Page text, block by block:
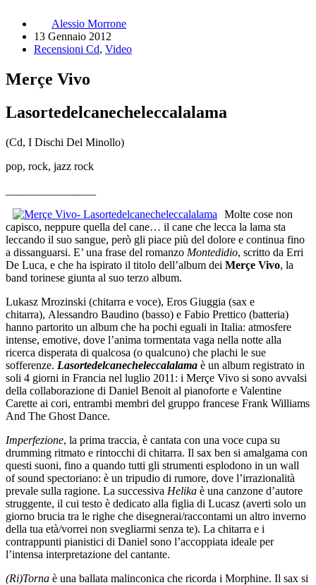
Alessio Morrone
13 Gennaio 2012
Recensioni Cd, Video
Merçe Vivo
Lasortedelcanecheleccalalama
(Cd, I Dischi Del Minollo)
pop, rock, jazz rock
Molte cose non
capisco, neppure quella del cane… il cane che lecca la lama sta
leccando il suo sangue, però gli piace più del dolore e continua fino
a dissanguarsi. E’ una frase del romanzo Montedidio, scritto da Erri
De Luca, e che ha ispirato il titolo dell’album dei Merçe Vivo, la
band torinese giunta al suo terzo album.
Lukasz Mrozinski (chitarra e voce), Eros Giuggia (sax e
chitarra), Alessandro Baudino (basso) e Fabio Prettico (batteria)
hanno partorito un album che ha pochi eguali in Italia: atmosfere
intense, emotive, dove l’anima tormentata vaga nella notte alla
ricerca disperata di qualcosa (o qualcuno) che plachi le sue
sofferenze. Lasortedelcanecheleccalalama è un album registrato in
soli 4 giorni in Francia nel luglio 2011: i Merçe Vivo si sono avvalsi
della collaborazione di Daniel Benoit al pianoforte e Valentine
Carette ai cori, entrambi membri del gruppo francese Frank Williams
And The Ghost Dance.
Imperfezione, la prima traccia, è cantata con una voce cupa su
drumming ritmato e rintocchi di chitarra. Il sax ben si amalgama con
questi suoni, fino a quando tutti gli strumenti esplodono in un wall
of sound spectoriano: è un tripudio di rumore, dove l’irrazionalità
prevale sulla ragione. La successiva Helika è una canzone d’autore
struggente, il cui testo è dedicato alla figlia di Lucasz (averti solo un
giorno brucia tra le righe che disegnerai/raccontami un altro inverno
della tua età/vorrei non svegliarmi senza te). La chitarra e i
contrappunti pianistici di Daniel sono l’accoppiata ideale per
l’intensa interpretazione del cantante.
(Ri)Torna è una ballata malinconica che ricorda i Morphine. Il sax si